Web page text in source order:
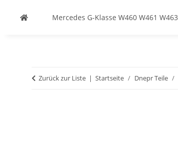
Mercedes G-Klasse W460 W461 W463
Zurück zur Liste Startseite Dnepr Teile